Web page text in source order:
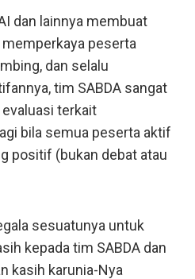
dan lainnya membuat
peserta
dan selalu
tim SABDA sangat
terkait
bila semua peserta aktif
positif (bukan debat atau
sesuatunya untuk
kepada tim SABDA dan
kasih karunia-Nya